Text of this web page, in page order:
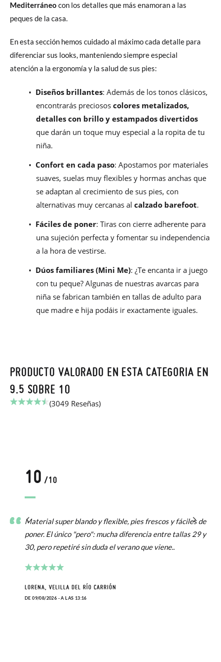
Mediterráneo con los detalles que más enamoran a las
peques de la casa.
En esta sección hemos cuidado al máximo cada detalle para
diferenciar sus looks, manteniendo siempre especial
atención a la ergonomía y la salud de sus pies:
• Diseños brillantes: Además de los tonos clásicos,
encontrarás preciosos colores metalizados,
detalles con brillo y estampados divertidos
que darán un toque muy especial a la ropita de tu
niña.
• Confort en cada paso: Apostamos por materiales
suaves, suelas muy flexibles y hormas anchas que
se adaptan al crecimiento de sus pies, con
alternativas muy cercanas al calzado barefoot.
• Fáciles de poner: Tiras con cierre adherente para
una sujeción perfecta y fomentar su independencia
a la hora de vestirse.
• Dúos familiares (Mini Me): ¿Te encanta ir a juego
con tu peque? Algunas de nuestras avarcas para
niña se fabrican también en tallas de adulto para
que madre e hija podáis ir exactamente iguales.
PRODUCTO VALORADO EN ESTA CATEGORIA EN
9.5 SOBRE 10
(3049 Reseñas)
10 /10
Material super blando y flexible, pies frescos y fáciles de
poner. El único "pero": mucha diferencia entre tallas 29 y
30, pero repetiré sin duda el verano que viene..
LORENA, VELILLA DEL RÍO CARRIÓN
DE 09/08/2026 - A LAS 13:16